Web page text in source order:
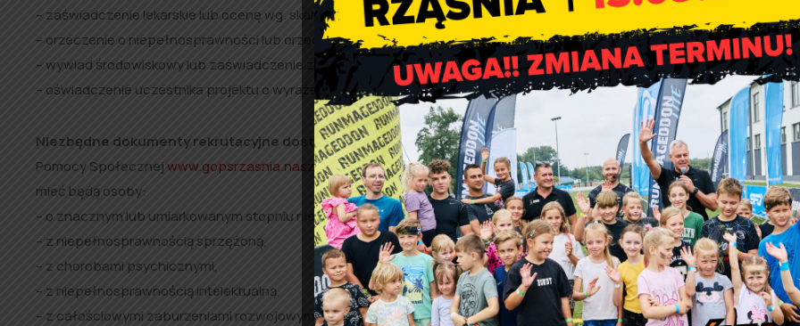
– zaświadczenie lekarskie lub ocenę wg. skali funkcjonowania codziennego (skala Lawtona, skala Katza i skala Barthel),
– orzeczenie o niepełnosprawności lub orzeczenie o stopniu niepełnosprawności (jeśli uczestnik posiada),
– wywiad środowiskowy lub zaświadczenie z ośrodka pomocy społecznej zawierającą ocenę potrzeby wsparcia,
– oświadczenie uczestnika projektu o wyrażeniu zgody na wykorzystanie i rozpowszechnianie wizerunku.
Niezbędne dokumenty rekrutacyjne dostępne sąu pracowników socjalnych oraz na stronie internetowej Gminnego
Pomocy Społecznej www.gopsrzasnia.naszops.pl. Zgodnie z Regulaminem Klubu, pierwszeństwo do uczestnictwa w
mieć będą osoby:
– o znacznym lub umiarkowanym stopniu niepełnosprawności,
– z niepełnosprawnością sprzężoną,
– z chorobami psychicznymi,
– z niepełnosprawnością intelektualną,
– z całościowymi zaburzeniami rozwojowymi (w rozumieniu zgodnym z Międzynarodową Statystyczną Klasyfikacją